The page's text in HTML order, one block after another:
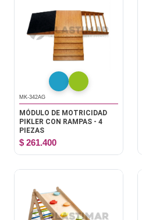
MK-342AG
MÓDULO DE MOTRICIDAD
PIKLER CON RAMPAS - 4
PIEZAS
$ 261.400